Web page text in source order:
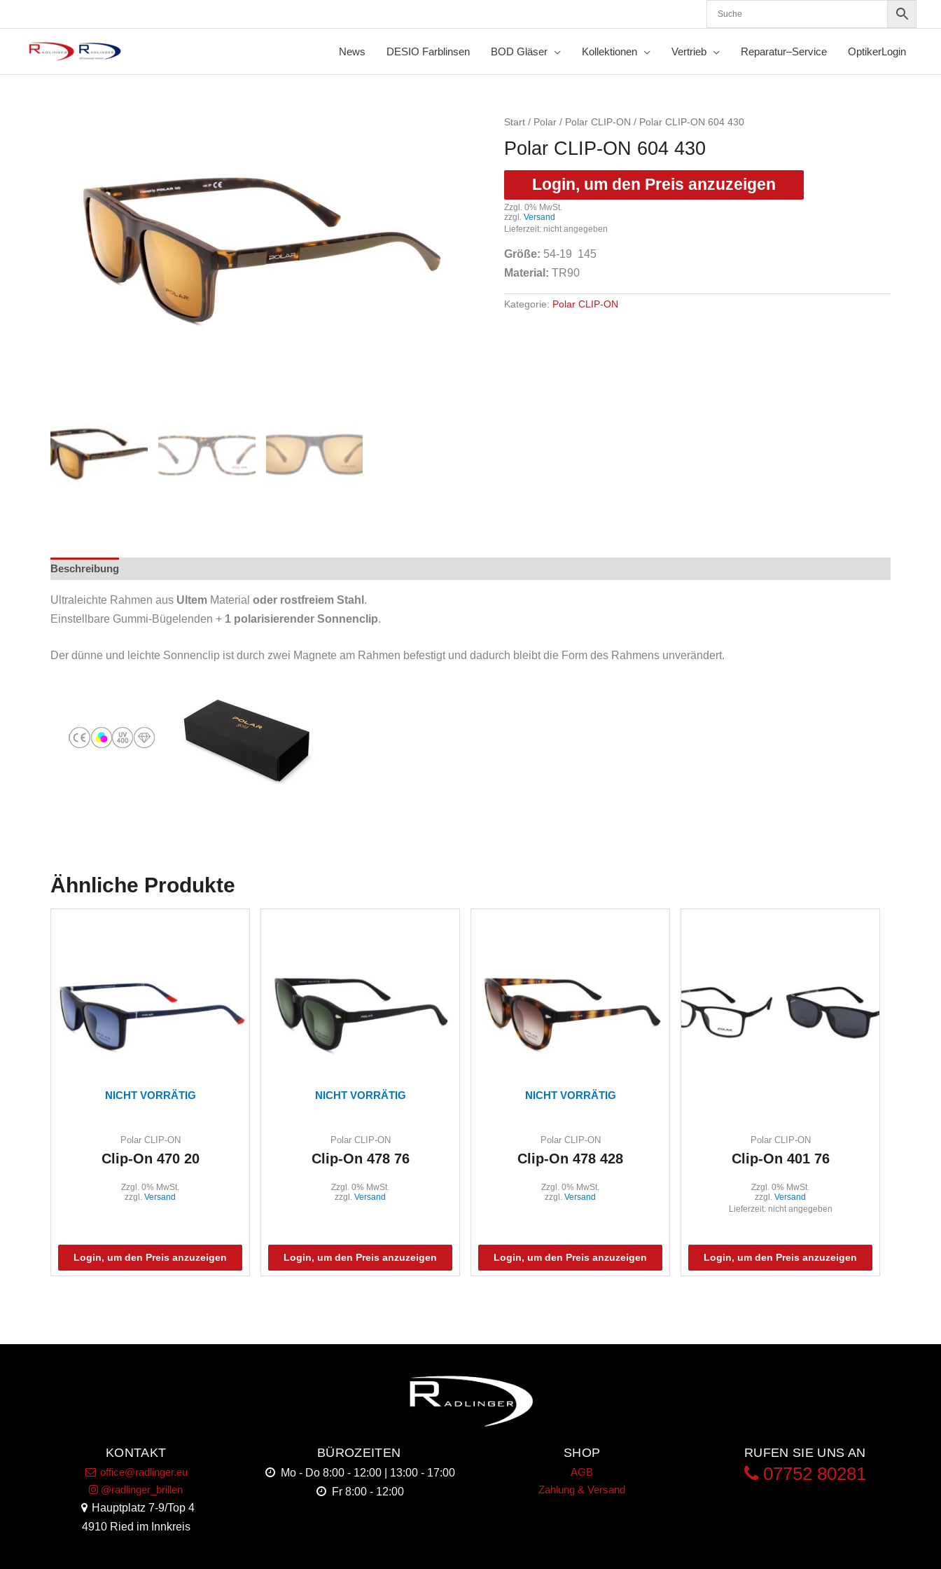
News DESIO Farblinsen BOD Gläser Kollektionen Vertrieb Reparatur–Service OptikerLogin
Start / Polar / Polar CLIP-ON / Polar CLIP-ON 604 430
Polar CLIP-ON 604 430
Login, um den Preis anzuzeigen
Zzgl. 0% MwSt.
zzgl. Versand
Lieferzeit: nicht angegeben
Größe: 54-19 145
Material: TR90
Kategorie: Polar CLIP-ON
Beschreibung
Ultraleichte Rahmen aus Ultem Material oder rostfreiem Stahl .
Einstellbare Gummi-Bügelenden + 1 polarisierender Sonnenclip.
Der dünne und leichte Sonnenclip ist durch zwei Magnete am Rahmen befestigt und dadurch bleibt die Form des Rahmens unverändert.
Ähnliche Produkte
NICHT VORRÄTIG
Polar CLIP-ON
Clip-On 470 20
Login, um den Preis anzuzeigen
Zzgl. 0% MwSt.
zzgl. Versand
NICHT VORRÄTIG
Polar CLIP-ON
Clip-On 478 76
Login, um den Preis anzuzeigen
Zzgl. 0% MwSt.
zzgl. Versand
NICHT VORRÄTIG
Polar CLIP-ON
Clip-On 478 428
Login, um den Preis anzuzeigen
Zzgl. 0% MwSt.
zzgl. Versand
Polar CLIP-ON
Clip-On 401 76
Login, um den Preis anzuzeigen
Zzgl. 0% MwSt.
zzgl. Versand
Lieferzeit: nicht angegeben
KONTAKT
office@radlinger.eu
@radlinger_brillen
Hauptplatz 7-9/Top 4
4910 Ried im Innkreis
BÜROZEITEN
Mo - Do 8:00 - 12:00 | 13:00 - 17:00
Fr 8:00 - 12:00
SHOP
AGB
Zahlung & Versand
RUFEN SIE UNS AN
07752 80281